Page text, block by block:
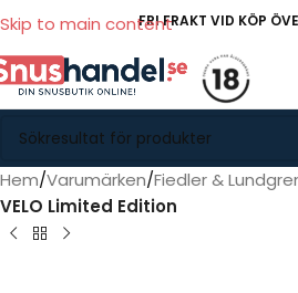
Skip to main contentFRI FRAKT VID KÖP
Hem Varumärken Fiedler &
VELO Limited Edition